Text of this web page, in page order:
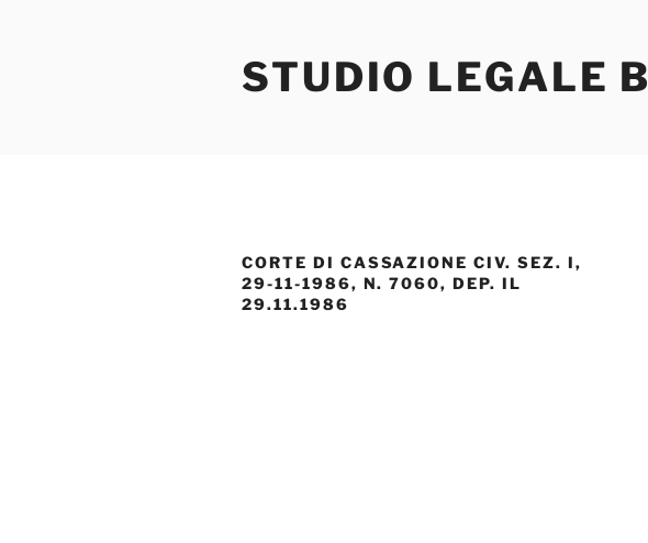
STUDIO LEGALE
CORTE DI CASSAZIONE CIV. SEZ. I,
29-11-1986, N. 7060, DEP. IL
29.11.1986